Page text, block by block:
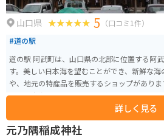
山口県 5 （口コミ1件）
#道の駅
道の駅 阿武町は、山口県の北部に位置する阿
す。美しい日本海を望むことができ、新鮮な
や、地元の特産品を販売するショップがあります。 ツーリングで訪
合、日本海沿いの国道191号線を走ると、道の
この道は、海岸線に沿って走る風光明媚なル
す。道の駅には、バイクスタンドや休憩スペース
町の特産品としては、新鮮な魚介類はもちろ
詳しく見る
元乃隅稲成神社